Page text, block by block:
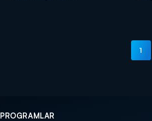
1
PROGRAMLAR